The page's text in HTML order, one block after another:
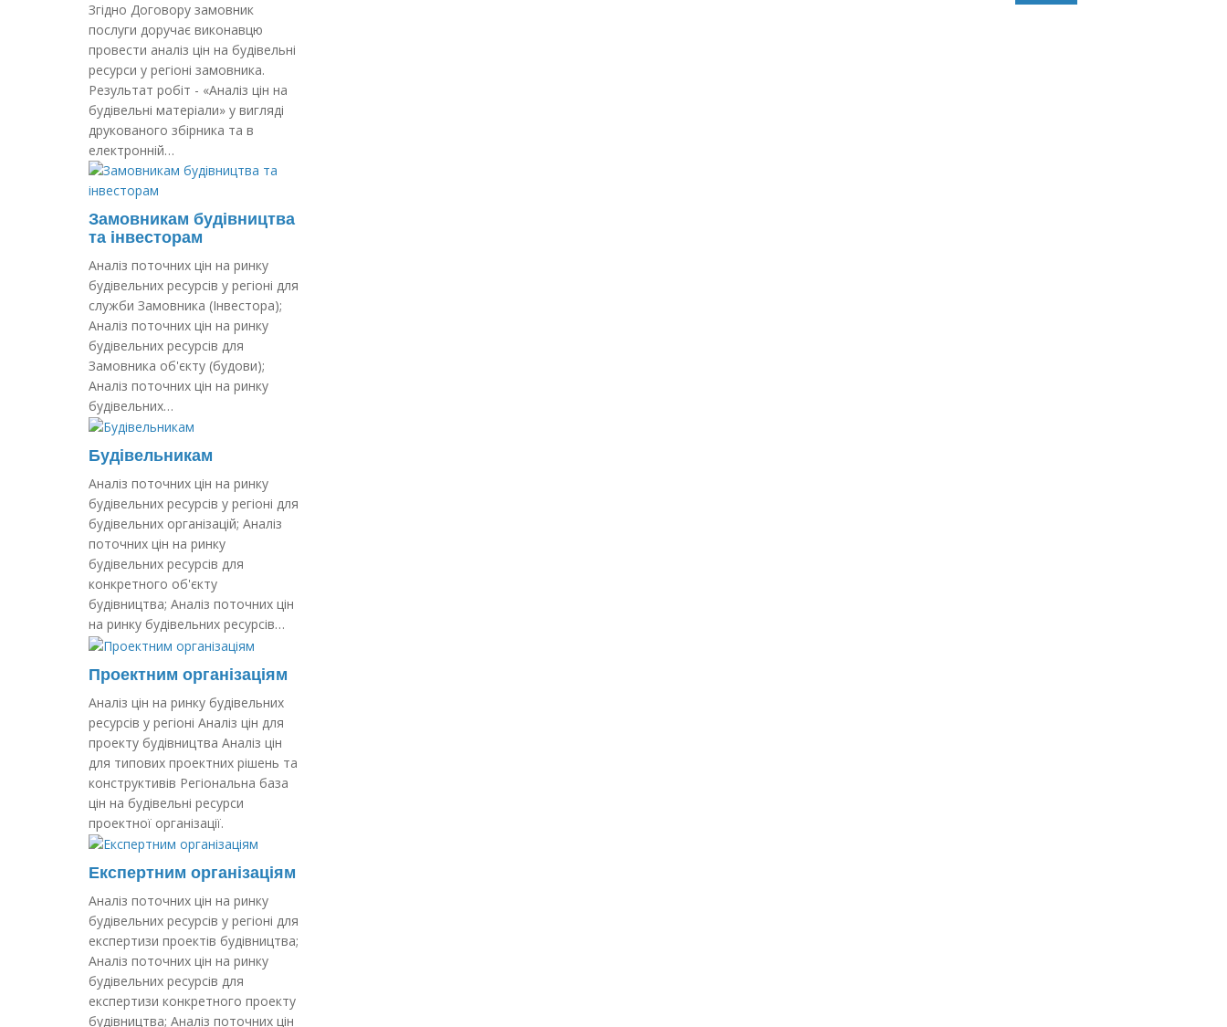
Згідно Договору замовник
послуги доручає виконавцю
провести аналіз цін на будівельні
ресурси у регіоні замовника.
Результат робіт - «Аналіз цін на
будівельні матеріали» у вигляді
друкованого збірника та в
електронній…
Замовникам будівництва
та інвесторам
Аналіз поточних цін на ринку
будівельних ресурсів у регіоні для
служби Замовника (Інвестора);
Аналіз поточних цін на ринку
будівельних ресурсів для
Замовника об'єкту (будови);
Аналіз поточних цін на ринку
будівельних…
Будівельникам
Аналіз поточних цін на ринку
будівельних ресурсів у регіоні для
будівельних організацій; Аналіз
поточних цін на ринку
будівельних ресурсів для
конкретного об'єкту
будівництва; Аналіз поточних цін
на ринку будівельних ресурсів…
Проектним організаціям
Аналіз цін на ринку будівельних
ресурсів у регіоні Аналіз цін для
проекту будівництва Аналіз цін
для типових проектних рішень та
конструктивів Регіональна база
цін на будівельні ресурси
проектної організації.
Експертним організаціям
Аналіз поточних цін на ринку
будівельних ресурсів у регіоні для
експертизи проектів будівництва;
Аналіз поточних цін на ринку
будівельних ресурсів для
експертизи конкретного проекту
будівництва; Аналіз поточних цін